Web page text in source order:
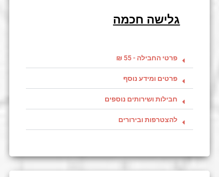
גלישה חכמה
פרטי החבילה - 55 ₪
פרטים ומידע נוסף
חבילות ושירותים נוספים
להצטרפות ובירורים